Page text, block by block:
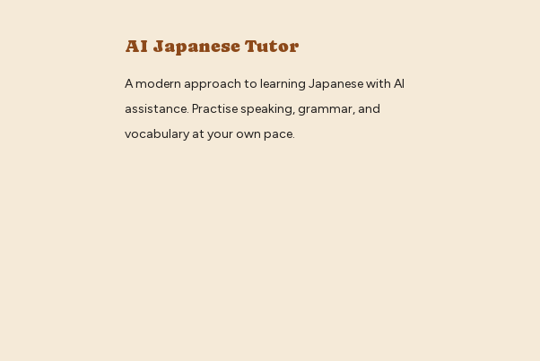
AI Japanese Tutor
A modern approach to learning Japanese with AI
assistance. Practise speaking, grammar, and
vocabulary at your own pace.